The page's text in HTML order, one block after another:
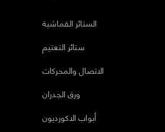
الستائر القماشية
ستائر التعتيم
الاتصال والمحركات
ورق الجدران
أبواب الاكورديون